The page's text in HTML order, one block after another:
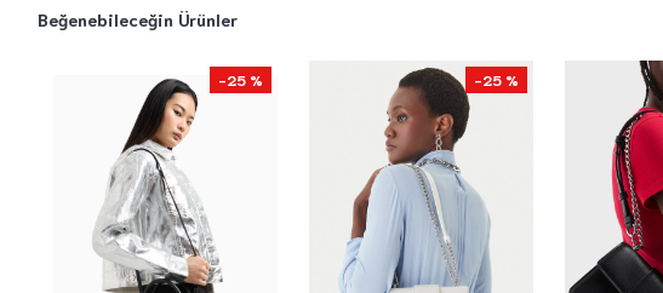
Beğenebileceğin Ürünler
-25 % -25 %